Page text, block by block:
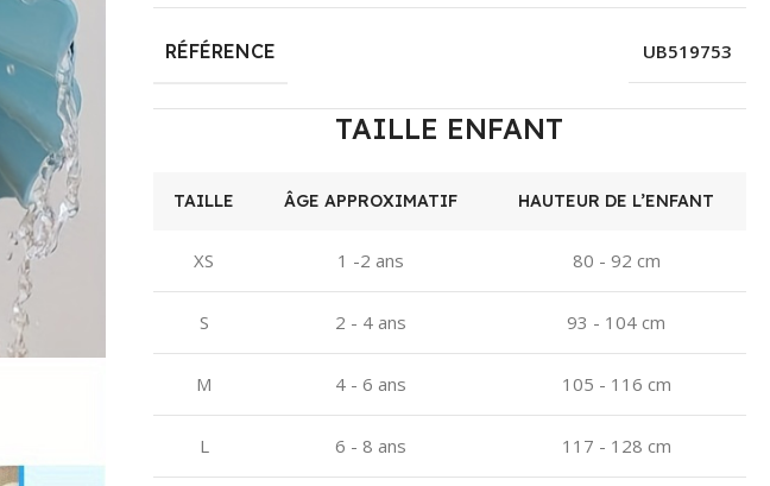
OF GAME
RÉFÉRENCE UB519753
TAILLE ENFANT
TAILLE ÂGE APPROXIMATIF HAUTEUR DE L’ENFANT
XS 1 -2 ans 80 - 92 cm
S 2 - 4 ans 93 - 104 cm
M 4 - 6 ans 105 - 116 cm
L 6 - 8 ans 117 - 128 cm